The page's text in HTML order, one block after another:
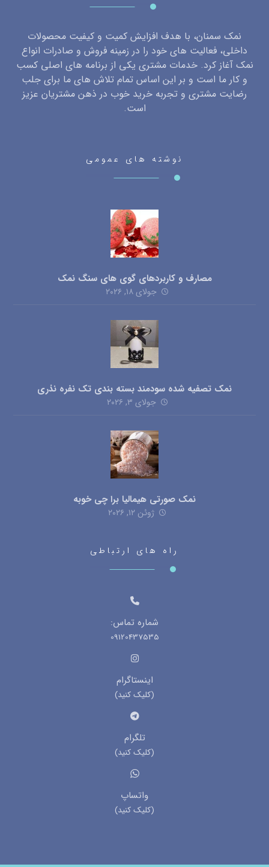
نمک سمنان، با هدف افزایش کمیت و کیفیت محصولات
داخلی، فعالیت های خود را در زمینه فروش و صادرات انواع
نمک آغاز کرد. خدمات مشتری یکی از برنامه های اصلی کسب
و کار ما است و بر این اساس تمام تلاش های ما برای جلب
رضایت مشتری و تجربه خرید خوب در ذهن مشتریان عزیز
است.
نوشته های عمومی
مصارف و کاربردهای گوی های سنگ نمک
جولای ۱۸, ۲۰۲۶
نمک تصفیه شده سودمند بسته بندی تک نفره نذری
جولای ۳, ۲۰۲۶
نمک صورتی هیمالیا برا چی خوبه
ژوئن ۱۲, ۲۰۲۶
راه های ارتباطی
شماره تماس:
09120437535
اینستاگرام
(کلیک کنید)
تلگرام
(کلیک کنید)
واتساپ
(کلیک کنید)